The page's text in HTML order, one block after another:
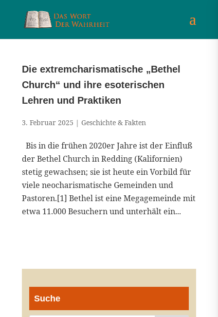
Die extremcharismatische „Bethel
Church“ und ihre esoterischen
Lehren und Praktiken
3. Februar 2025 | Geschichte & Fakten
Bis in die frühen 2020er Jahre ist der Einfluß
der Bethel Church in Redding (Kalifornien)
stetig gewachsen; sie ist heute ein Vorbild für
viele neocharismatische Gemeinden und
Pastoren.[1] Bethel ist eine Megagemeinde mit
etwa 11.000 Besuchern und unterhält ein...
Suche